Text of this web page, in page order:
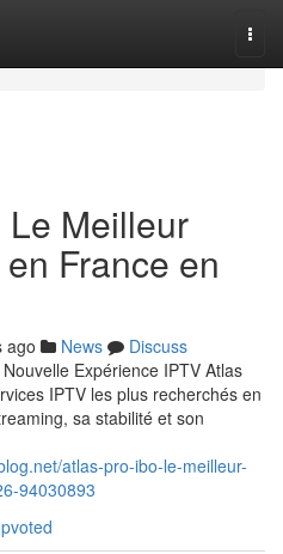
Meilleur
France en
ago News
Discuss
Expérience IPTV Atlas
IPTV les plus recherchés en
sa stabilité et son
atlas-pro-ibo-le-meilleur-
94030893